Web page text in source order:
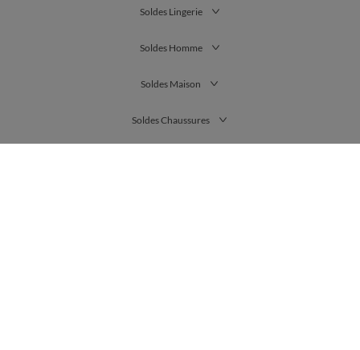
Soldes Lingerie
Soldes Homme
Soldes Maison
Soldes Chaussures